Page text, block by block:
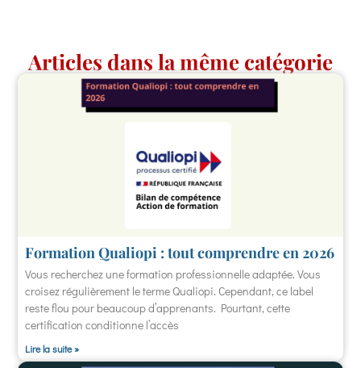
Articles dans la même catégorie
Formation Qualiopi : tout comprendre en 2026
Vous recherchez une formation professionnelle adaptée. Vous
croisez régulièrement le terme Qualiopi. Cependant, ce label
reste flou pour beaucoup d’apprenants. Pourtant, cette
certification conditionne l’accès
Lire la suite »